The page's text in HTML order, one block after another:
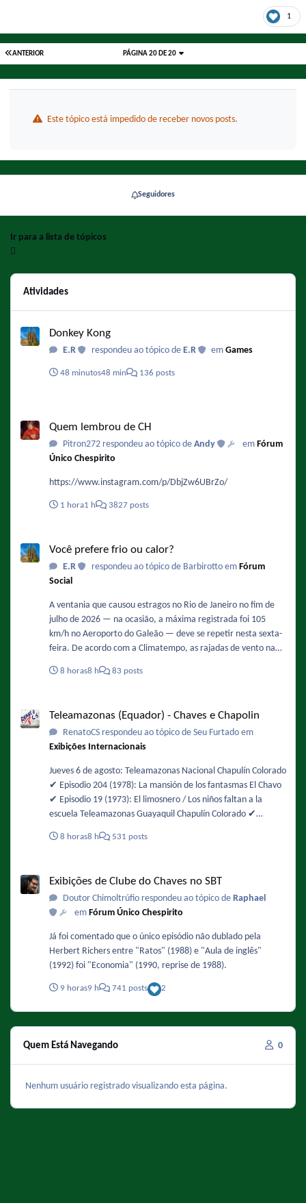
1
ANTERIOR PÁGINA 20 DE 20
Este tópico está impedido de receber novos posts.
Seguidores
Ir para a lista de tópicos
Atividades
Donkey Kong
E.R respondeu ao tópico de E.R emGames
48 minutos48 min 136 posts
Quem lembrou de CH
Pitron272 respondeu ao tópico de Andy em Fórum
Único Chespirito
https://www.instagram.com/p/DbjZw6UBrZo/
1 hora1 h 3827 posts
Você prefere frio ou calor?
E.R respondeu ao tópico de Barbirotto em Fórum
Social
A ventania que causou estragos no Rio de Janeiro no fim de
julho de 2026 — na ocasião, a máxima registrada foi 105
km/h no Aeroporto do Galeão — deve se repetir nesta sexta-
feira. De acordo com a Climatempo, as rajadas de vento na
com possibilidade de queda de árvores. Os ventos devem
https://oglobo.globo.com/rio/noticia/2026/08/06/rajadas-de-
vento-mais-intensas-sao-esperadas-entre-12h-e-18h-desta-
8 horas8 h 83 posts
Teleamazonas (Equador) - Chaves e Chapolin
RenatoCS respondeu ao tópico de Seu Furtado em
Exibições Internacionais
Jueves 6 de agosto: Teleamazonas Nacional Chapulín Colorado
✔️ Episodio 204 (1978): La mansión de los fantasmas El Chavo
✔️ Episodio 19 (1973): El limosnero / Los niños faltan a la
escuela Teleamazonas Guayaquil Chapulín Colorado ✔️
paralizadora El Chavo ✔️ Episodio 105 (1975): La fuente de los
8 horas8 h 531 posts
Exibições de Clube do Chaves no SBT
Doutor Chimoltrúfio respondeu ao tópico de Raphael
em Fórum Único Chespirito
Já foi comentado que o único episódio não dublado pela
Herbert Richers entre "Ratos" (1988) e "Aula de inglês"
(1992) foi "Economia" (1990, reprise de 1988).
9 horas9 h 741 posts 2
Quem Está Navegando 0
Nenhum usuário registrado visualizando esta página.